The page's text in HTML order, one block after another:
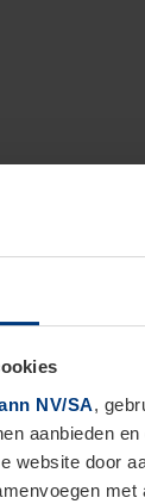
NV/SA,
aanbieden
website door